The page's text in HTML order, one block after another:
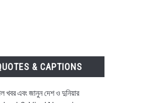
& CAPTIONS
খবর এবং জানুন দেশ ও দুনিয়ার